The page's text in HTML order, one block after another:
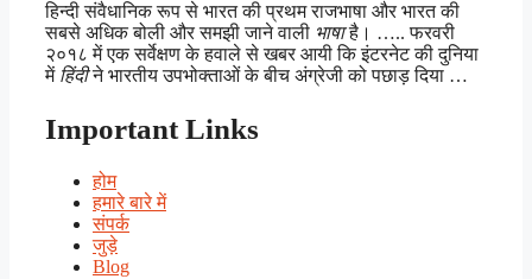
हिन्दी संवैधानिक रूप से भारत की प्रथम राजभाषा और भारत की
सबसे अधिक बोली और समझी जाने वाली भाषाहै। ….. फरवरी
२०१८ में एक सर्वेक्षण के हवाले से खबर आयी कि इंटरनेट की दुनिया
में हिंदीने भारतीय उपभोक्ताओं के बीच अंग्रेजी को पछाड़ दिया …
Important Links
होम
हमारे बारे में
संपर्क
जुड़े
Blog